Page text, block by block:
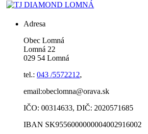
Adresa
Obec Lomná
Lomná 22
029 54 Lomná
tel.: 043 /5572212,
email:obeclomna@orava.sk
IČO: 00314633, DIČ: 2020571685
IBAN SK9556000000004002916002